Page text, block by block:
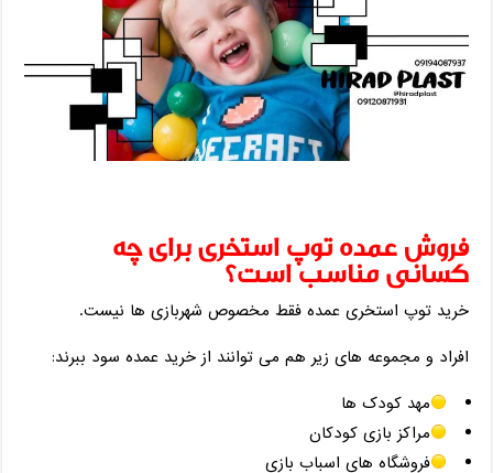
فروش عمده توپ استخری برای چه
کسانی مناسب است؟
خرید توپ استخری عمده فقط مخصوص شهربازی ‌ها نیست.
افراد و مجموعه‌ های زیر هم می‌ توانند از خرید عمده سود ببرند:
مهد کودک‌ ها
مراکز بازی کودکان
فروشگاه‌ های اسباب ‌بازی